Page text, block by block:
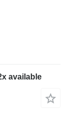
available